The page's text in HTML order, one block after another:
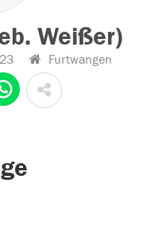
Weißer)
Furtwangen